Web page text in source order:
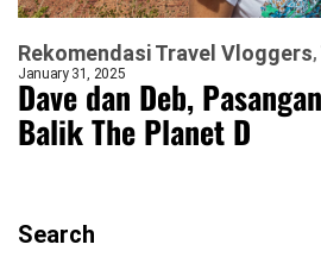
Rekomendasi Travel Vloggers
January 31, 2025
Dave dan Deb,
Balik The Planet D
Search